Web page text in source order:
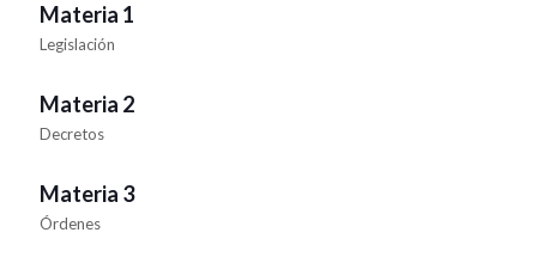
Materia 1
Legislación
Materia 2
Decretos
Materia 3
Órdenes